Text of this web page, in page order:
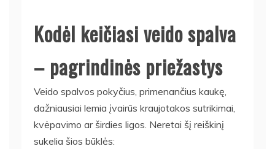
Kodėl keičiasi veido spalva
– pagrindinės priežastys
Veido spalvos pokyčius, primenančius kaukę,
dažniausiai lemia įvairūs kraujotakos sutrikimai,
kvėpavimo ar širdies ligos. Neretai šį reiškinį
sukelia šios būklės: